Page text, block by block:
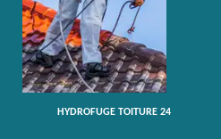
HYDROFUGE TOITURE 24